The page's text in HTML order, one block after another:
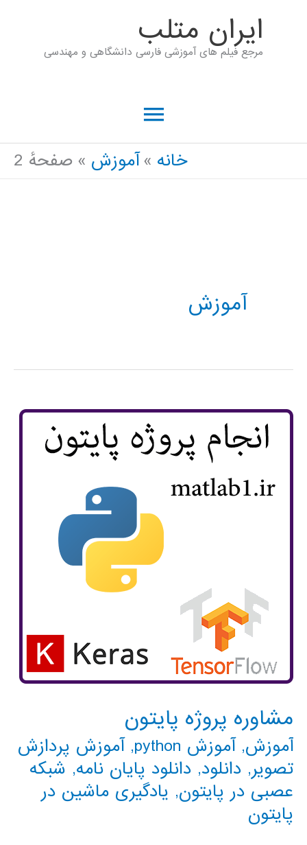
ايران متلب
مرجع فیلم های آموزشی فارسی دانشگاهی و مهندسی
فهرست
اصلیخانه آموزش صفحهٔ 2
آموزش
مشاوره پروژه پایتون
آموزش,آموزش python ,آموزش پردازش
تصویر, دانلود, دانلود پايان نامه, شبکه
عصبی در پایتون, یادگیری ماشین در
پایتون